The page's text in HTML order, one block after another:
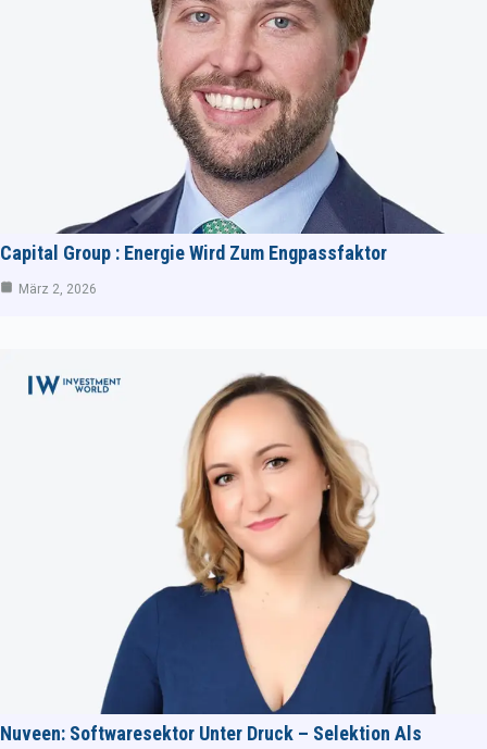
Capital Group : Energie Wird Zum Engpassfaktor
März 2, 2026
Nuveen: Softwaresektor Unter Druck – Selektion Als